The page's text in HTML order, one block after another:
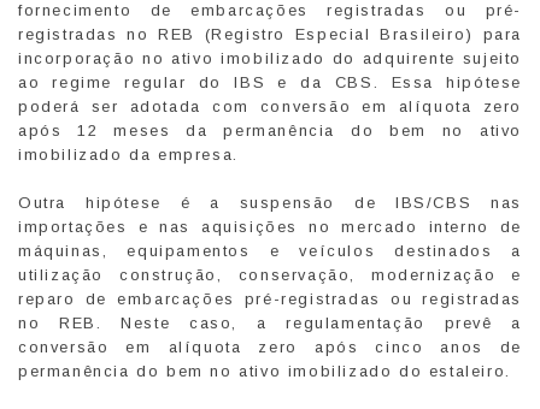
fornecimento de embarcações registradas ou pré-
registradas no REB (Registro Especial Brasileiro) para
incorporação no ativo imobilizado do adquirente sujeito
ao regime regular do IBS e da CBS. Essa hipótese
poderá ser adotada com conversão em alíquota zero
após 12 meses da permanência do bem no ativo
imobilizado da empresa.
Outra hipótese é a suspensão de IBS/CBS nas
importações e nas aquisições no mercado interno de
máquinas, equipamentos e veículos destinados a
utilização construção, conservação, modernização e
reparo de embarcações pré-registradas ou registradas
no REB. Neste caso, a regulamentação prevê a
conversão em alíquota zero após cinco anos de
permanência do bem no ativo imobilizado do estaleiro.